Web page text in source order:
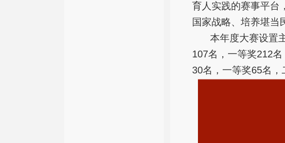
育人实践的赛事平台
国家战略、培养堪当
本年度大赛设置
107名，一等奖212
30名，一等奖65名，